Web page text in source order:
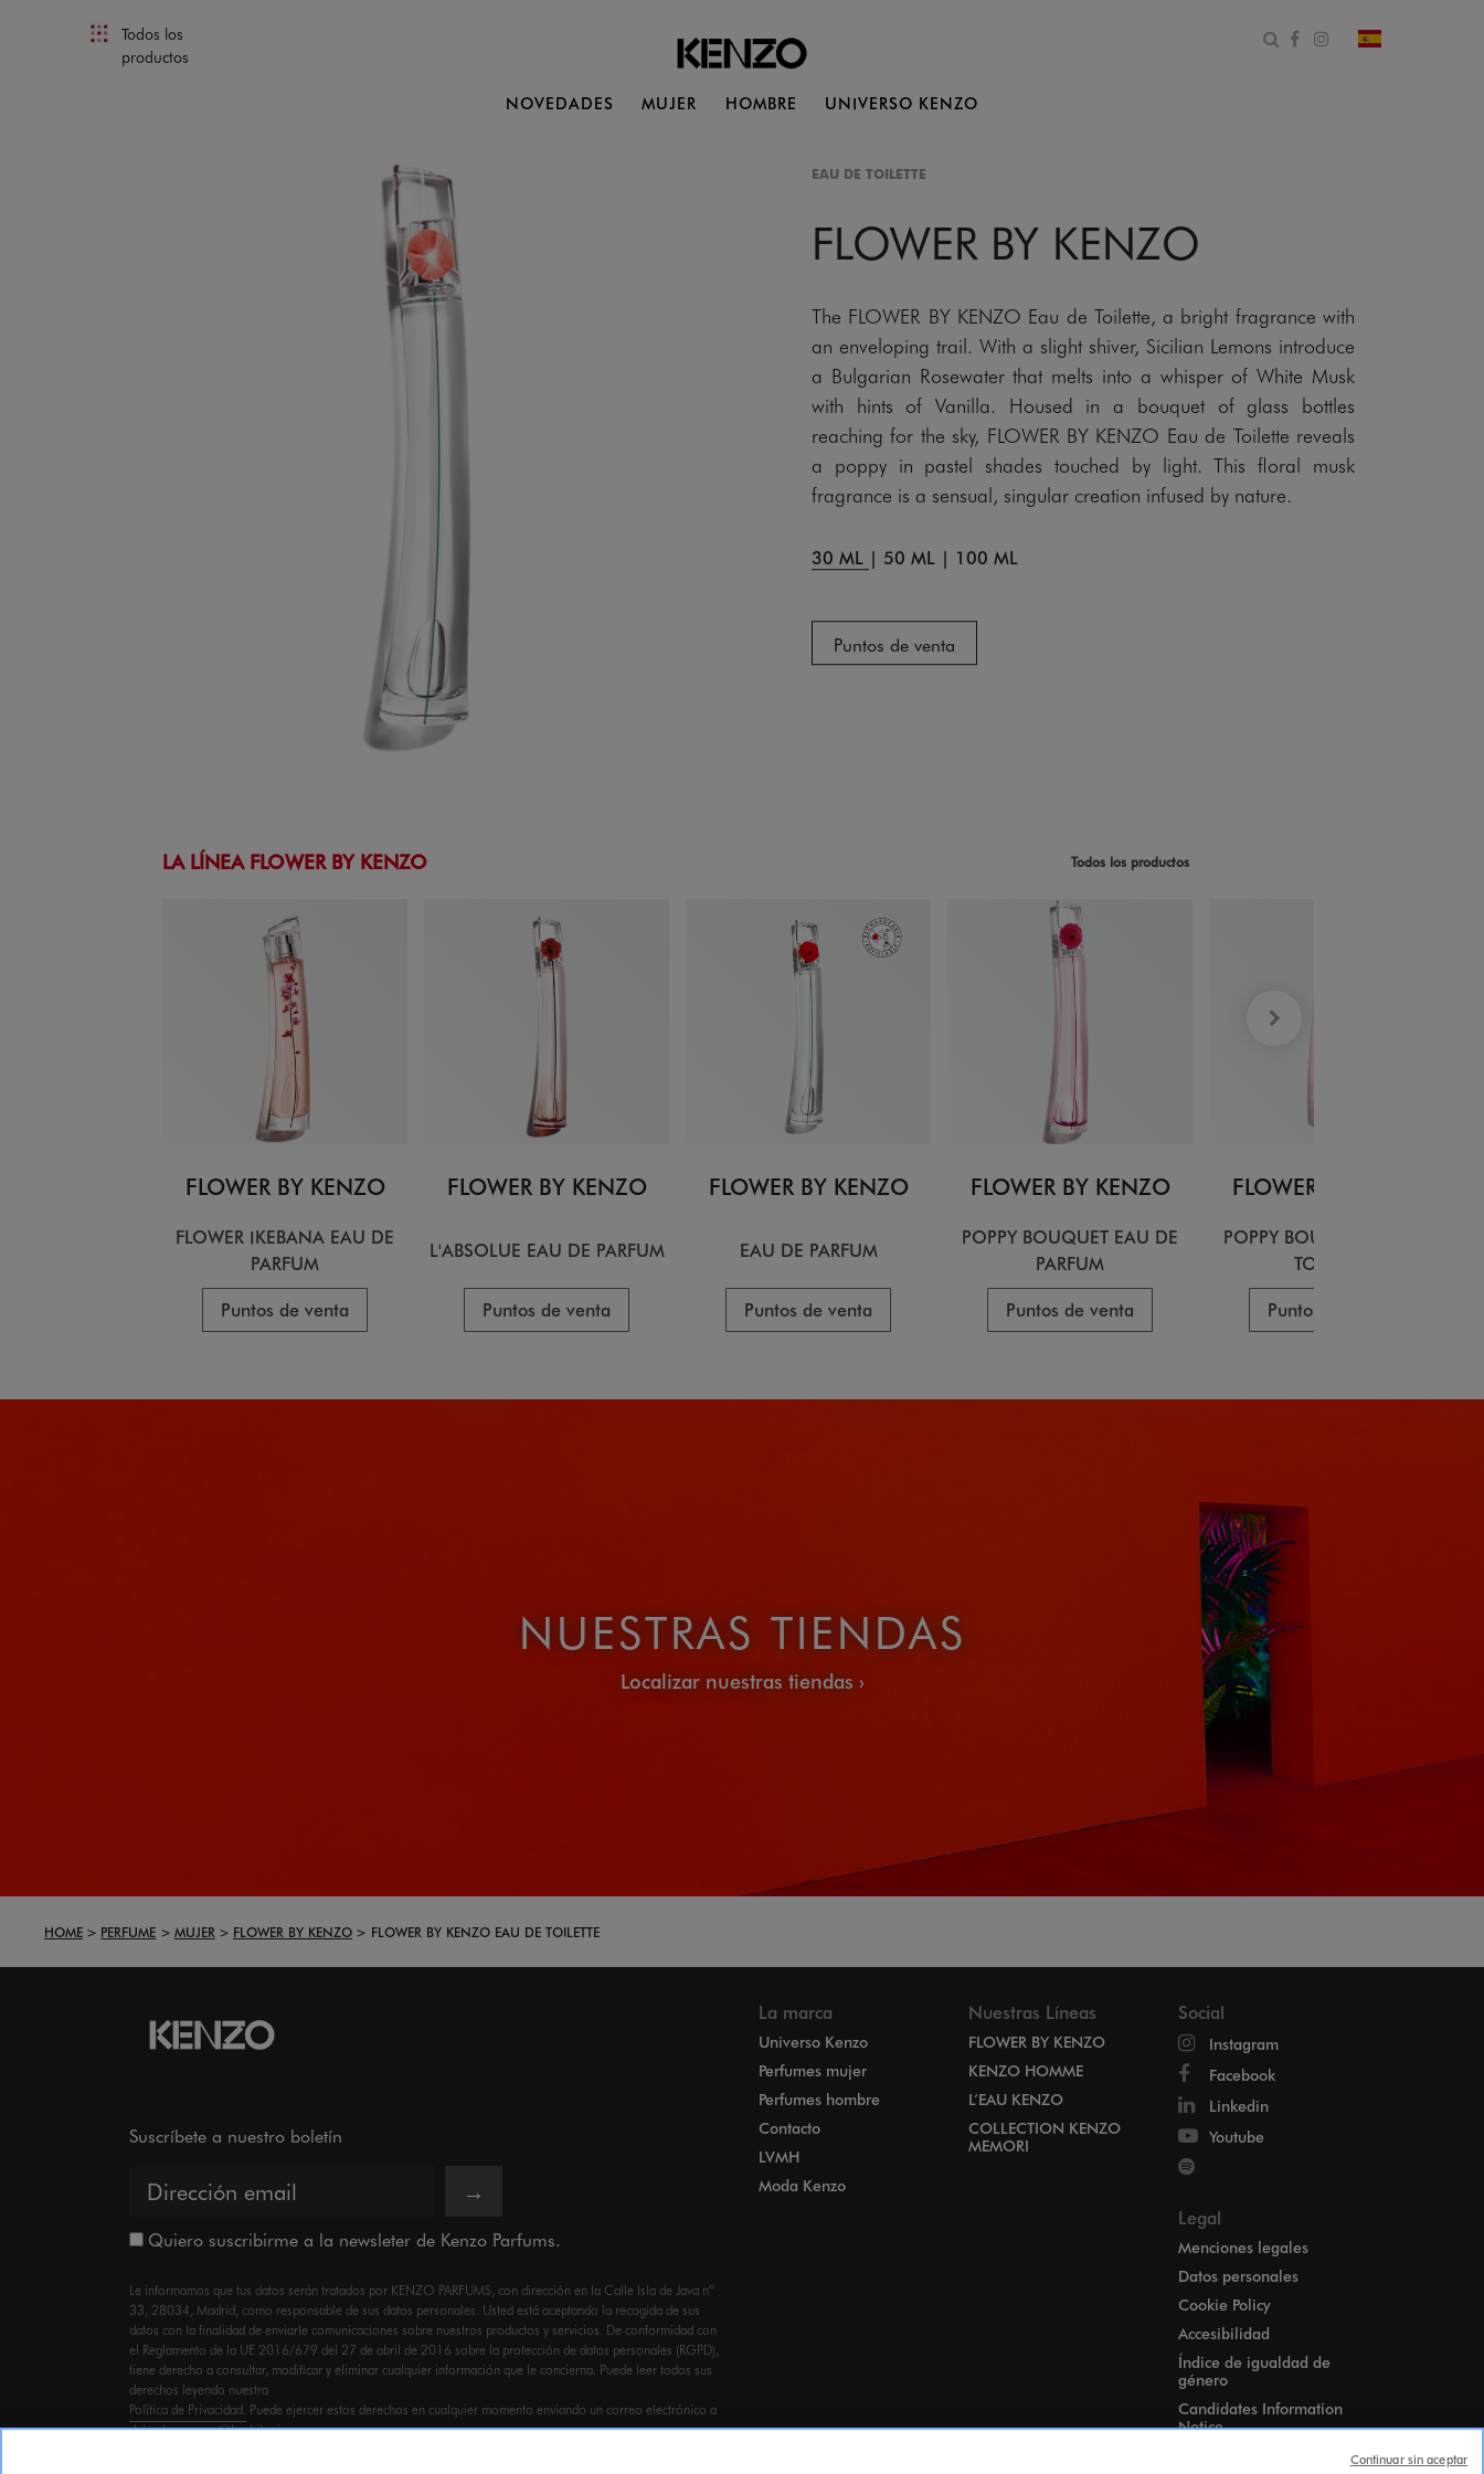
Todos los
productos
Abrir formulario de
Facebook
Instagram
cambiar país
NOVEDADES MUJER HOMBRE UNIVERSO KENZO
EAU DE TOILETTE
FLOWER BY KENZO
The FLOWER BY KENZO Eau de Toilette, a bright fragrance with
an enveloping trail. With a slight shiver, Sicilian Lemons introduce
a Bulgarian Rosewater that melts into a whisper of White Musk
with hints of Vanilla. Housed in a bouquet of glass bottles
reaching for the sky, FLOWER BY KENZO Eau de Toilette reveals
a poppy in pastel shades touched by light. This floral musk
fragrance is a sensual, singular creation infused by nature.
30 ML | 50 ML | 100 ML
Puntos de venta
LA LÍNEA FLOWER BY KENZO Todos los productos
FLOWER BY KENZO
FLOWER IKEBANA EAU DE
PARFUM
Puntos de venta
FLOWER BY KENZO
L'ABSOLUE EAU DE PARFUM
Puntos de venta
FLOWER BY KENZO
EAU DE PARFUM
Puntos de venta
FLOWER BY KENZO
POPPY BOUQUET EAU DE
PARFUM
Puntos de venta
FLOWER BY KENZO
POPPY BOUQUET EAU DE
TOILETTE
Puntos de venta
NUESTRAS TIENDAS
Localizar nuestras tiendas
HOME PERFUME MUJER FLOWER BY KENZO FLOWER BY KENZO EAU DE TOILETTE
Suscríbete a nuestro boletín
→
Quiero suscribirme a la newsleter de Kenzo Parfums.
Le informamos que tus datos serán tratados por KENZO PARFUMS, con dirección en la Calle Isla de Java nº
33, 28034, Madrid, como responsable de sus datos personales. Usted está aceptando la recogida de sus
datos con la finalidad de enviarle comunicaciones sobre nuestros productos y servicios. De conformidad con
el Reglamento de la UE 2016/679 del 27 de abril de 2016 sobre la protección de datos personales (RGPD),
tiene derecho a consultar, modificar y eliminar cualquier información que le concierna. Puede leer todos sus
derechos leyendo nuestra
Política de Privacidad. Puede ejercer estos derechos en cualquier momento enviando un correo electrónico a
datos.kenzo.esp@lvmhiberia.com
La marca
Universo Kenzo
Perfumes mujer
Perfumes hombre
Contacto
LVMH
Moda Kenzo
Nuestras Líneas
FLOWER BY KENZO
KENZO HOMME
L’EAU KENZO
COLLECTION KENZO
MEMORI
Social
Instagram
Facebook
Linkedin
Youtube
Legal
Menciones legales
Datos personales
Cookie Policy
Accesibilidad
Índice de igualdad de
género
Candidates Information
Notice
Configuración de cookiesContinuar sin aceptar